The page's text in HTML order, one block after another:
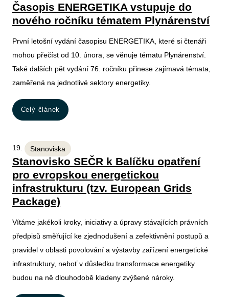
Časopis ENERGETIKA vstupuje do
nového ročníku tématem Plynárenství
První letošní vydání časopisu ENERGETIKA, které si čtenáři
mohou přečíst od 10. února, se věnuje tématu Plynárenství.
Také dalších pět vydání 76. ročníku přinese zajímavá témata,
zaměřená na jednotlivé sektory energetiky.
Celý článek
Stanoviska
19. 1. 2026
Stanovisko SEČR k Balíčku opatření
pro evropskou energetickou
infrastrukturu (tzv. European Grids
Package)
Vítáme jakékoli kroky, iniciativy a úpravy stávajících právních
předpisů směřující ke zjednodušení a zefektivnění postupů a
pravidel v oblasti povolování a výstavby zařízení energetické
infrastruktury, neboť v důsledku transformace energetiky
budou na ně dlouhodobě kladeny zvýšené nároky.